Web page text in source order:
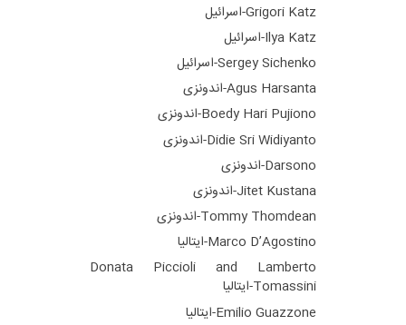
Grigori Katz-اسرائیل
Ilya Katz-اسرائیل
Sergey Sichenko-اسرائیل
Agus Harsanta-اندونزی
Boedy Hari Pujiono-اندونزی
Didie Sri Widiyanto-اندونزی
Darsono-اندونزی
Jitet Kustana-اندونزی
Tommy Thomdean-اندونزی
Marco D’Agostino-ایتالیا
Donata Piccioli and Lamberto
Tomassini-ایتالیا
Emilio Guazzone-ایتالیا